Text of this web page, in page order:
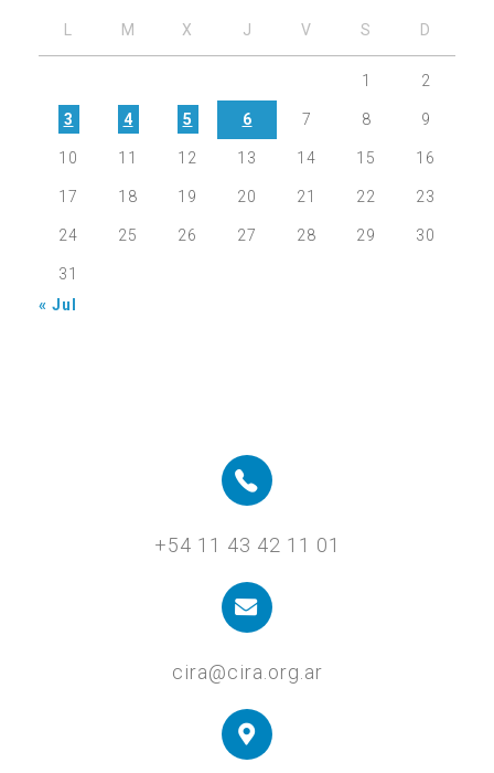
L M X J V S D
1 2
3 4 5 6 7 8 9
10 11 12 13 14 15 16
17 18 19 20 21 22 23
24 25 26 27 28 29 30
31
« Jul
+54 11 43 42 11 01
cira@cira.org.ar